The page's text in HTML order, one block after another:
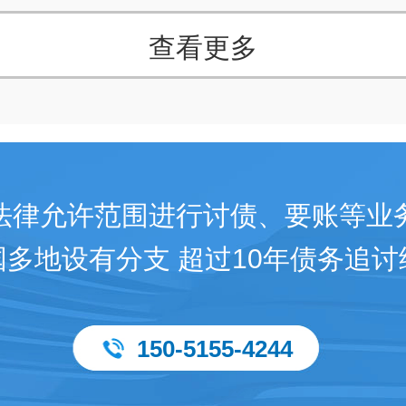
查看更多
律允许范围进行讨债、要账等业
多地设有分支 超过10年债务追讨
150-5155-4244